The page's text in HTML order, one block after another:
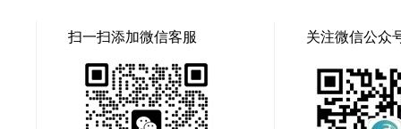
扫一扫添加微信客服 关注微信公众